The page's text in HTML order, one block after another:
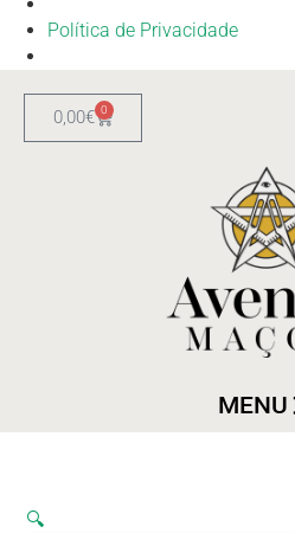
Política de Privacidade
0,00€ 0
MENU
🔍